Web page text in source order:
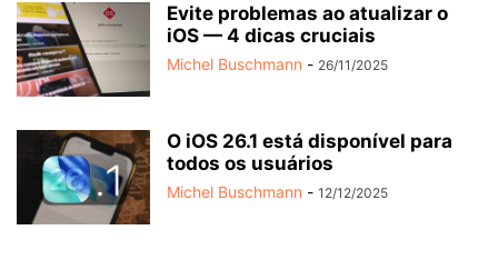
Evite problemas ao atualizar o
iOS — 4 dicas cruciais
Michel Buschmann - 26/11/2025
O iOS 26.1 está disponível para
todos os usuários
Michel Buschmann - 12/12/2025